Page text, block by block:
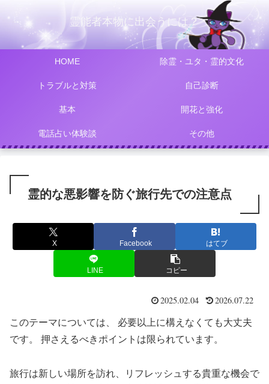
霊能者本物に出会うには？
HOME 除霊・ユタ・霊的文化
トラブルと対策 自己診断
基本 開花と強化
電話占い体験談 その他
霊的な悪影響を防ぐ旅行先での注意点
X Facebook はてブ
LINE コピー
2025.02.04 2026.07.22
このテーマについては、 必要以上に構えなくても大丈夫
です。 押さえるべきポイントは限られています。
旅行は新しい場所を訪れ、リフレッシュする貴重な機会で